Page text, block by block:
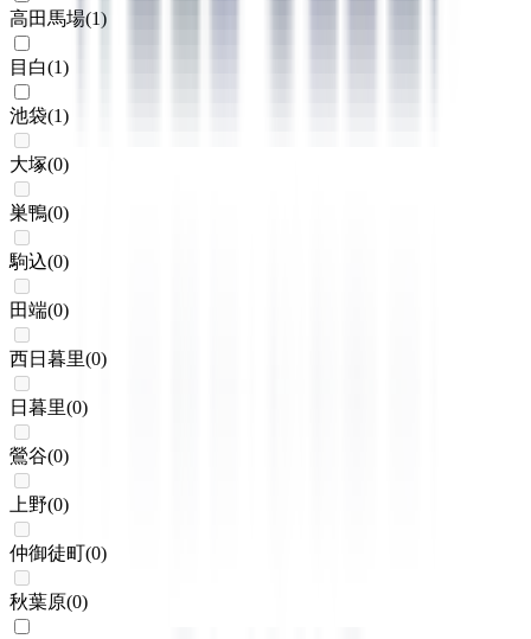
高田馬場(1)
目白(1)
池袋(1)
大塚(0)
巣鴨(0)
駒込(0)
田端(0)
西日暮里(0)
日暮里(0)
鶯谷(0)
上野(0)
仲御徒町(0)
秋葉原(0)